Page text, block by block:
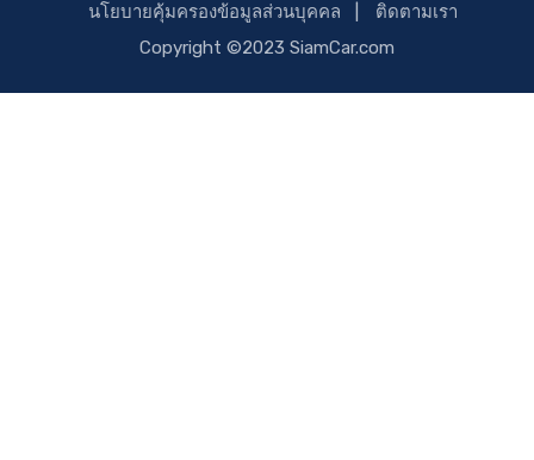
นโยบายคุ้มครองข้อมูลส่วนบุคคล
ติดตามเรา
Copyright ©2023 SiamCar.com